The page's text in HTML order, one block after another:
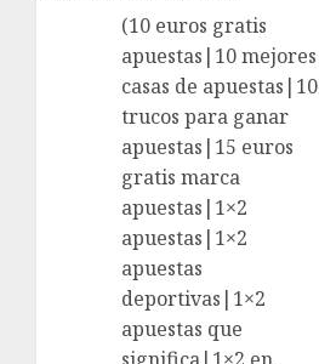
(10 euros gratis
apuestas|10 mejores
casas de apuestas|10
trucos para ganar
apuestas|15 euros
gratis marca
apuestas|1×2
apuestas|1×2
apuestas
deportivas|1×2
apuestas que
significa|1×2 en